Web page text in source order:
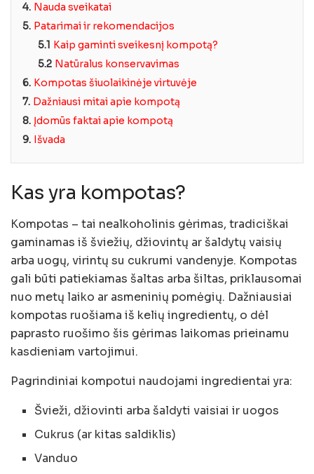
4. Nauda sveikatai
5. Patarimai ir rekomendacijos
5.1 Kaip gaminti sveikesnį kompotą?
5.2 Natūralus konservavimas
6. Kompotas šiuolaikinėje virtuvėje
7. Dažniausi mitai apie kompotą
8. Įdomūs faktai apie kompotą
9. Išvada
Kas yra kompotas?
Kompotas – tai nealkoholinis gėrimas, tradiciškai
gaminamas iš šviežių, džiovintų ar šaldytų vaisių
arba uogų, virintų su cukrumi vandenyje. Kompotas
gali būti patiekiamas šaltas arba šiltas, priklausomai
nuo metų laiko ar asmeninių pomėgių. Dažniausiai
kompotas ruošiama iš kelių ingredientų, o dėl
paprasto ruošimo šis gėrimas laikomas prieinamu
kasdieniam vartojimui.
Pagrindiniai kompotui naudojami ingredientai yra:
Švieži, džiovinti arba šaldyti vaisiai ir uogos
Cukrus (ar kitas saldiklis)
Vanduo